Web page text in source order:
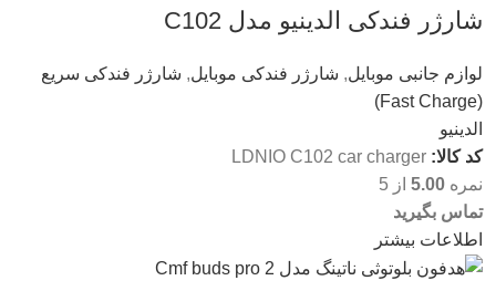
شارژر فندکی الدینیو مدل C102
لوازم جانبی موبایل, شارژر فندکی موبایل, شارژر فندکی سریع
(Fast Charge)
الدینیو
کد کالا: LDNIO C102 car charger
نمره 5.00 از 5
تماس بگیرید
اطلاعات بیشتر